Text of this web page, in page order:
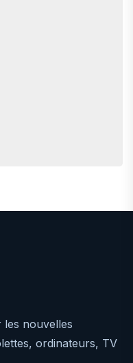
les nouvelles
ordinateurs, TV